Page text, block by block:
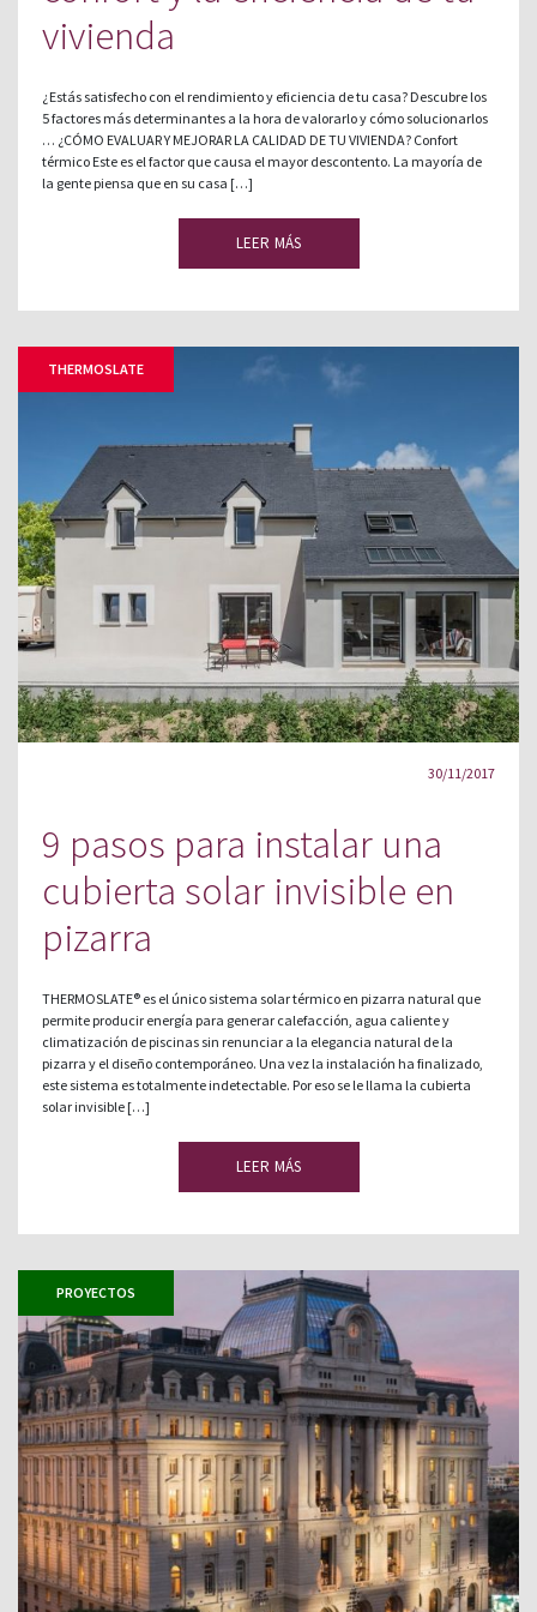
vivienda
¿Estás satisfecho con el rendimiento y eficiencia de tu casa? Descubre los
5 factores más determinantes a la hora de valorarlo y cómo solucionarlos
… ¿CÓMO EVALUAR Y MEJORAR LA CALIDAD DE TU VIVIENDA? Confort
térmico Este es el factor que causa el mayor descontento. La mayoría de
la gente piensa que en su casa […]
LEER MÁS
THERMOSLATE
30/11/2017
9 pasos para instalar una
cubierta solar invisible en
pizarra
THERMOSLATE® es el único sistema solar térmico en pizarra natural que
permite producir energía para generar calefacción, agua caliente y
climatización de piscinas sin renunciar a la elegancia natural de la
pizarra y el diseño contemporáneo. Una vez la instalación ha finalizado,
este sistema es totalmente indetectable. Por eso se le llama la cubierta
solar invisible […]
LEER MÁS
PROYECTOS